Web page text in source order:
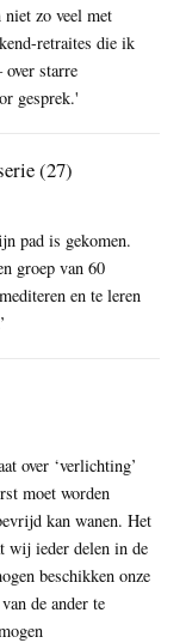
zo veel met
retraites die ik
starre
gesprek.'
(27)
pad is gekomen.
groep van 60
en te leren
over ‘verlichting’
moet worden
kan wanen. Het
wij ieder delen in de
beschikken onze
de ander te